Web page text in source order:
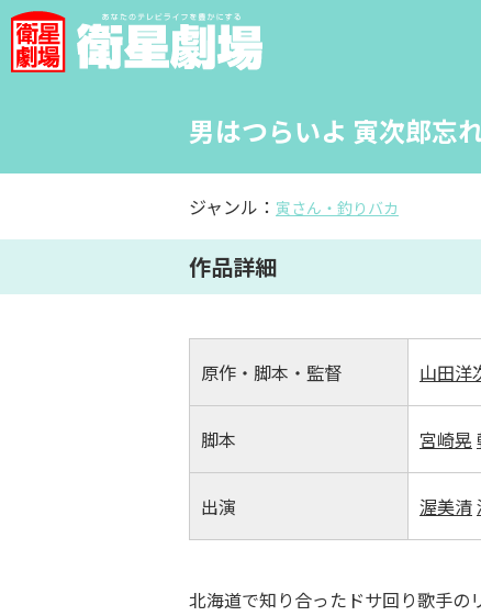
男はつらいよ 寅次郎忘
ジャンル： 寅さん・釣りバカ
作品詳細
原作・脚本・監督 山田洋
脚本 宮崎晃
出演 渥美清
北海道で知り合ったドサ回り歌手の